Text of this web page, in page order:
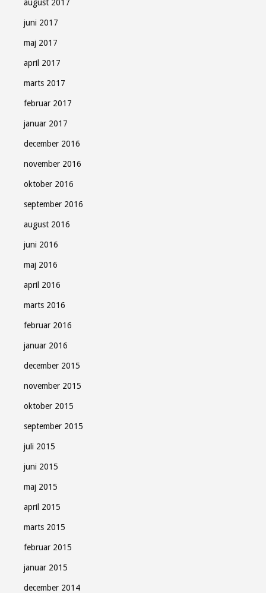
august 2017
juni 2017
maj 2017
april 2017
marts 2017
februar 2017
januar 2017
december 2016
november 2016
oktober 2016
september 2016
august 2016
juni 2016
maj 2016
april 2016
marts 2016
februar 2016
januar 2016
december 2015
november 2015
oktober 2015
september 2015
juli 2015
juni 2015
maj 2015
april 2015
marts 2015
februar 2015
januar 2015
december 2014